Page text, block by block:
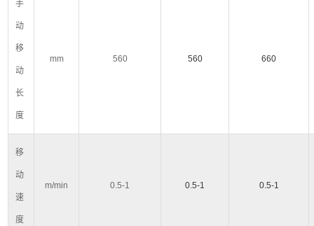
手
动
移
动
长
度
mm 560 560 660
移
动
速
度
m/min 0.5-1 0.5-1 0.5-1